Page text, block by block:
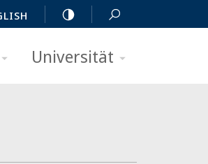
Universität